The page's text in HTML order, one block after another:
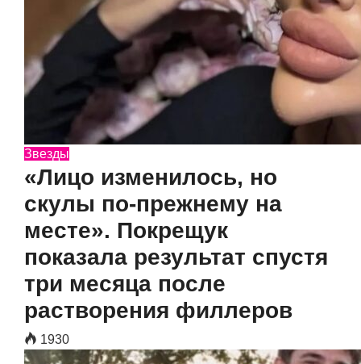
Звезды
«Лицо изменилось, но
скулы по-прежнему на
месте». Покрещук
показала результат спустя
три месяца после
растворения филлеров
1930